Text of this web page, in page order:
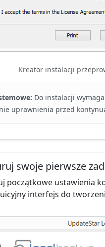
Kreator instalacji
Do instalacji
uprawnienia przed
swoje pierwsze
początkowe ustawienia
interfejs do